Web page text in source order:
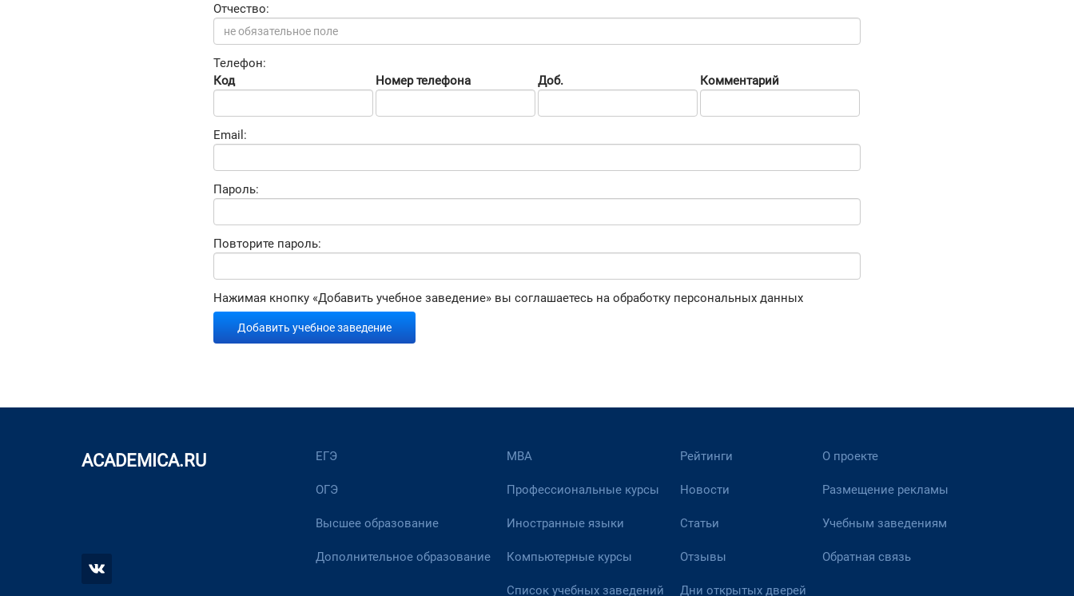
Отчество:
Телефон:
Код
Номер телефона Доб. Комментарий
Email:
Пароль:
Повторите пароль:
Нажимая кнопку «Добавить учебное заведение» вы соглашаетесь на обработку персональных данных
ACADEMICA.RU ЕГЭ
ОГЭ
Высшее образование
Дополнительное образование
МВА
Профессиональные курсы
Иностранные языки
Компьютерные курсы
Список учебных заведений
Рейтинги
Новости
Статьи
Отзывы
Дни открытых дверей
О проекте
Размещение рекламы
Учебным заведениям
Обратная связь